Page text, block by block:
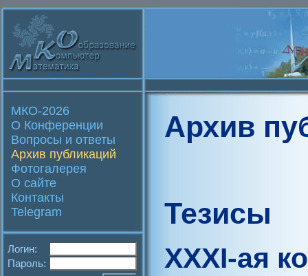
МКО-2026
О Конференции
Вопросы и ответы
Архив публикаций
Фотогалерея
О сайте
Контакты
Telegram
Логин:
Пароль:
Архив
Тезисы
XXXI-ая